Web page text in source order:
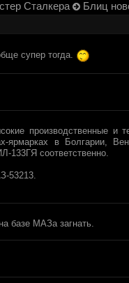
Сталкера Блиц
супер тогда.
производственные и
в Болгарии,
133ГЯ соответственно.
53213.
базе МАЗа загнать.